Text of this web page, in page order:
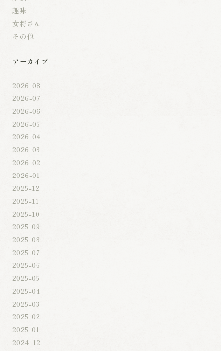
趣味
女将さん
その他
アーカイブ
2026-08
2026-07
2026-06
2026-05
2026-04
2026-03
2026-02
2026-01
2025-12
2025-11
2025-10
2025-09
2025-08
2025-07
2025-06
2025-05
2025-04
2025-03
2025-02
2025-01
2024-12